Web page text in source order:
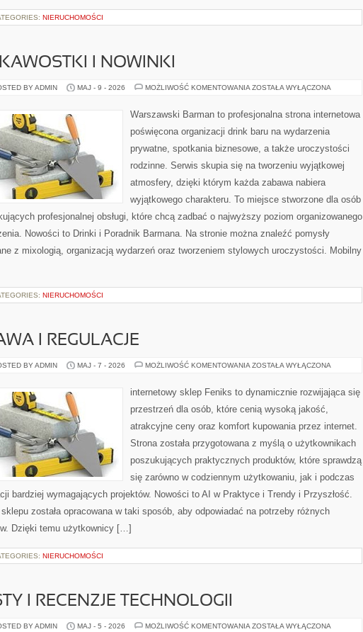
NIERUCHOMOŚCI
I NOWINKI
BY ADMIN MAJ - 9 - 2026 MOŻLIWOŚĆ KOMENTOWANIA CIEKAWOSTKI
ZOSTAŁA WYŁĄCZONA
Warszawski Barman to profesjonalna strona internetowa
poświęcona organizacji drink baru na wydarzenia
prywatne, spotkania biznesowe, a także uroczystości
rodzinne. Serwis skupia się na tworzeniu wyjątkowej
atmosfery, dzięki którym każda zabawa nabiera
wyjątkowego charakteru. To miejsce stworzone dla osób
profesjonalnej obsługi, które chcą zadbać o najwyższy poziom organizowanego
Nowości to Drinki i Poradnik Barmana. Na stronie można znaleźć pomysły
z mixologią, organizacją wydarzeń oraz tworzeniem stylowych uroczystości. Mobilny
NIERUCHOMOŚCI
I REGULACJE
BY ADMIN MAJ - 7 - 2026 MOŻLIWOŚĆ KOMENTOWANIA PRAWA
ZOSTAŁA WYŁĄCZONA
internetowy sklep Feniks to dynamicznie rozwijająca się
przestrzeń dla osób, które cenią wysoką jakość,
atrakcyjne ceny oraz komfort kupowania przez internet.
Strona została przygotowana z myślą o użytkownikach
poszukujących praktycznych produktów, które sprawdzą
się zarówno w codziennym użytkowaniu, jak i podczas
bardziej wymagających projektów. Nowości to AI w Praktyce i Trendy i Przyszłość.
została opracowana w taki sposób, aby odpowiadać na potrzeby różnych
Dzięki temu użytkownicy […]
NIERUCHOMOŚCI
I RECENZJE TECHNOLOGII
BY ADMIN MAJ - 5 - 2026 MOŻLIWOŚĆ KOMENTOWANIA TESTY
ZOSTAŁA WYŁĄCZONA